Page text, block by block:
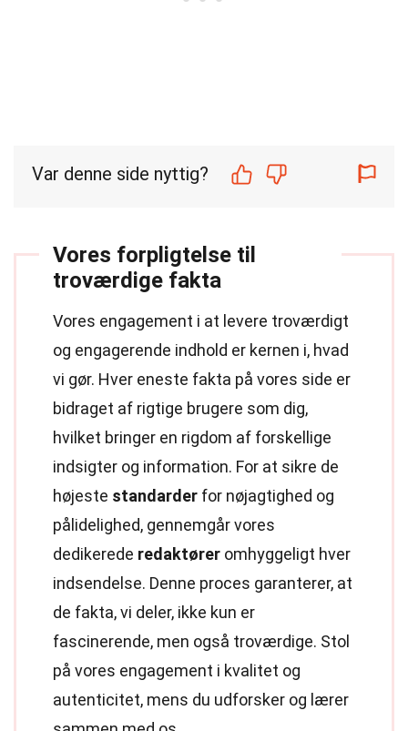
Var denne side nyttig?
Vores forpligtelse til
troværdige fakta
Vores engagement i at levere troværdigt
og engagerende indhold er kernen i, hvad
vi gør. Hver eneste fakta på vores side er
bidraget af rigtige brugere som dig,
hvilket bringer en rigdom af forskellige
indsigter og information. For at sikre de
højeste standarder for nøjagtighed og
pålidelighed, gennemgår vores
dedikerede redaktører omhyggeligt hver
indsendelse. Denne proces garanterer, at
de fakta, vi deler, ikke kun er
fascinerende, men også troværdige. Stol
på vores engagement i kvalitet og
autenticitet, mens du udforsker og lærer